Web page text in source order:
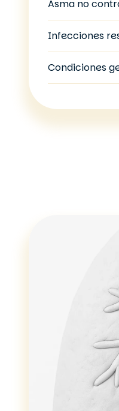
Asma no
Infecciones
Condiciones